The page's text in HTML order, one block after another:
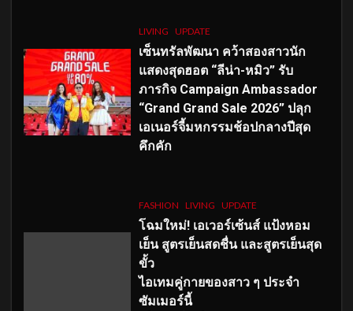
LIVING UPDATE
เซ็นทรัลพัฒนา คว้าสองสาวนัก
แสดงสุดฮอต “ลีน่า-หมิว” รับ
ภารกิจ Campaign Ambassador
“Grand Grand Sale 2026” ปลุก
เอเนอร์จี้มหกรรมช้อปกลางปีสุด
คึกคัก
FASHION LIVING UPDATE
โฉมใหม่! เอเวอร์เซ้นส์ แป้งหอม
เย็น สูตรเย็นสดชื่น และสูตรเย็นสุด
ขั้ว
ไอเทมคู่กายของสาว ๆ ประจำ
ซัมเมอร์นี้